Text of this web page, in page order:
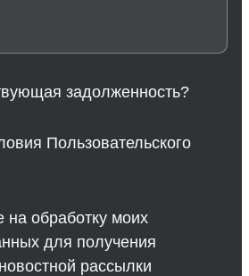
задолженность?
Пользовательского
обработку моих
для получения
рассылки